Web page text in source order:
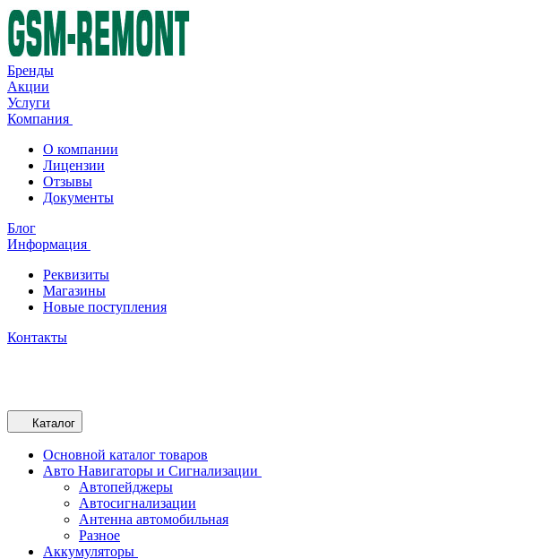
Бренды
Акции
Услуги
Компания
О компании
Лицензии
Отзывы
Документы
Блог
Информация
Реквизиты
Магазины
Новые поступления
Контакты
Каталог
Основной каталог товаров
Авто Навигаторы и Сигнализации
Автопейджеры
Автосигнализации
Антенна автомобильная
Разное
Аккумуляторы